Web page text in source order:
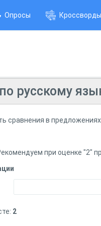
Опросы Кроссворды
русскому
сравнения в
при оценке "2"
2